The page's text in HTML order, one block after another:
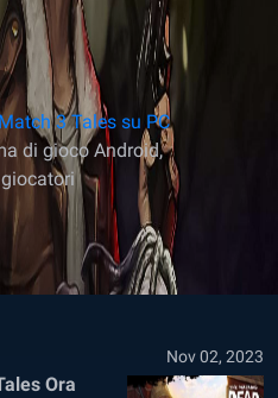
3 Tales su PC
di gioco Android,
Nov 02, 2023
Ora